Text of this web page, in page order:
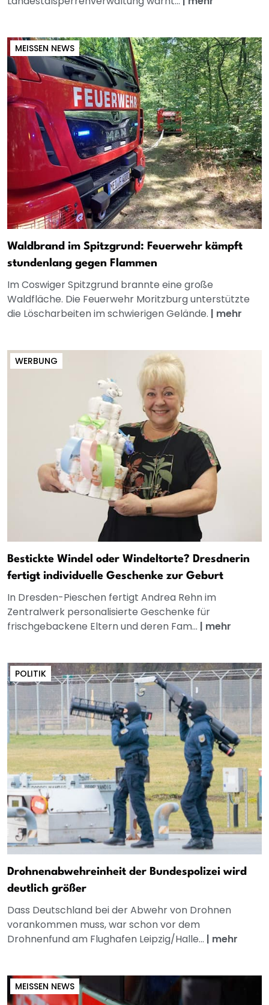
MEISSEN NEWS
Waldbrand im Spitzgrund: Feuerwehr kämpft
stundenlang gegen Flammen
Im Coswiger Spitzgrund brannte eine große
Waldfläche. Die Feuerwehr Moritzburg unterstützte
die Löscharbeiten im schwierigen Gelände. | mehr
WERBUNG
Bestickte Windel oder Windeltorte? Dresdnerin
fertigt individuelle Geschenke zur Geburt
In Dresden-Pieschen fertigt Andrea Rehn im
Zentralwerk personalisierte Geschenke für
frischgebackene Eltern und deren Fam... | mehr
POLITIK
Drohnenabwehreinheit der Bundespolizei wird
deutlich größer
Dass Deutschland bei der Abwehr von Drohnen
vorankommen muss, war schon vor dem
Drohnenfund am Flughafen Leipzig/Halle... | mehr
MEISSEN NEWS